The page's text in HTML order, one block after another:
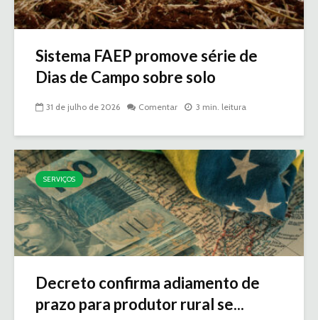
Sistema FAEP promove série de
Dias de Campo sobre solo
31 de julho de 2026 Comentar 3 min. leitura
SERVIÇOS
Decreto confirma adiamento de
prazo para produtor rural se...